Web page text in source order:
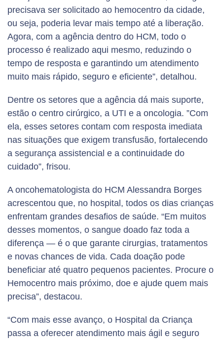
O Hospital Martagão Gesteira recebeu o Prêmio 100
melhores ONGs. A iniciativa avalia organizações do
terceiro setor de todo o país que se destacam em
governança, transparência, responsabilidade,
planejamento, financiamento e comunicação.
Certificação Nacional ONA Nível 1 (Acreditado
Pleno) Hospital Martagão Gesteira
SELO
Destaque de indicadores de resultado Bloco
Obstétrico Hospital Estadual da Criança
CERTIFICAÇÃO NACIONAL
Certificação Nacional ONA Nível 2 (Acreditado
Pleno) Hospital Estadual da Criança (HEC)
DESTAQUE
Prêmio Empresas DuBem das Obras Sociais Irmã
Dulce para a Liga Álvaro Bahia Contra a Mortalidade
Infantil
COMPROMISSO PÚBLICO
A Liga Álvaro Bahia Contra a Mortalidade Infantil
passou a aderir ao Pacto Brasil pela Integridade
Empresarial, uma iniciativa da Controladoria-Geral
da União (CGU) que estimula empresas que atuam
no país a assumir, voluntariamente, compromisso
público com a integridade empresarial.
DESTAQUE
Destaque de indicadores de resultado Todas as
Mães Importam Hospital Estadual da Criança
CERTIFICADO
Certificado UTI eficiente, UTI Obstétrica Hospital
Estadual da Criança
CERTIFICADO
Certificado de proficiência em ensaios laboratoriais
– Hospital Martagão Gesteira
TROFÉU
O Hospital Martagão Gesteira recebeu o troféu “O
Bem Transforma”, da TV Aratu, que prestigia
entidades com boas práticas de cidadania.
Placa concedida pela Secretaria Geral da
Presidência da República (Brasília), à Liga Álvaro
Bahia, pelas atuantes ações cumprindo a Meta 4
dos ODM’s (Objetivos de Desenvolvimento do
Milênio) / PNUD.
precisava ser solicitado ao hemocentro da cidade,
ou seja, poderia levar mais tempo até a liberação.
Agora, com a agência dentro do HCM, todo o
processo é realizado aqui mesmo, reduzindo o
tempo de resposta e garantindo um atendimento
muito mais rápido, seguro e eficiente”, detalhou.
Dentre os setores que a agência dá mais suporte,
estão o centro cirúrgico, a UTI e a oncologia. ”Com
ela, esses setores contam com resposta imediata
nas situações que exigem transfusão, fortalecendo
a segurança assistencial e a continuidade do
cuidado”, frisou.
A oncohematologista do HCM Alessandra Borges
acrescentou que, no hospital, todos os dias crianças
enfrentam grandes desafios de saúde. “Em muitos
desses momentos, o sangue doado faz toda a
diferença — é o que garante cirurgias, tratamentos
e novas chances de vida. Cada doação pode
beneficiar até quatro pequenos pacientes. Procure o
Hemocentro mais próximo, doe e ajude quem mais
precisa”, destacou.
“Com mais esse avanço, o Hospital da Criança
passa a oferecer atendimento mais ágil e seguro